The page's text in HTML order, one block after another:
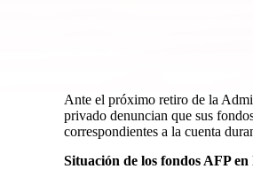
Ante el próximo retiro de la
privado denuncian que sus
correspondientes a la cuenta
Situación de los fondos AFP en